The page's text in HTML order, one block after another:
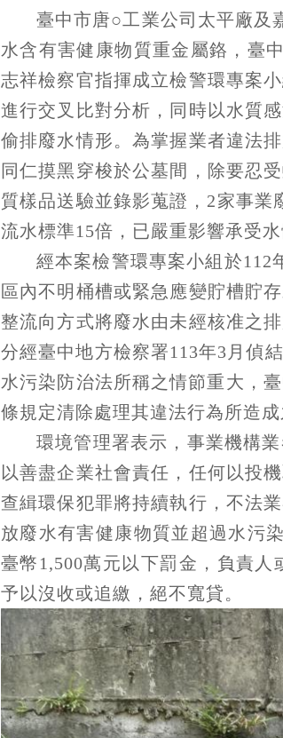
臺中市唐○工業公司太平廠及
水含有害健康物質重金屬鉻，臺
志祥檢察官指揮成立檢警環專案
進行交叉比對分析，同時以水質
偷排廢水情形。為掌握業者違法
同仁摸黑穿梭於公墓間，除要忍
質樣品送驗並錄影蒐證，2家事
流水標準15倍，已嚴重影響承受水
經本案檢警環專案小組於112
區內不明桶槽或緊急應變貯槽貯
整流向方式將廢水由未經核准之
分經臺中地方檢察署113年3月偵
水污染防治法所稱之情節重大，
條規定清除處理其違法行為所造成
環境管理署表示，事業機構
以善盡企業社會責任，任何以投
查緝環保犯罪將持續執行，不法
放廢水有害健康物質並超過水污
臺幣1,500萬元以下罰金，負責
予以沒收或追繳，絕不寬貸。